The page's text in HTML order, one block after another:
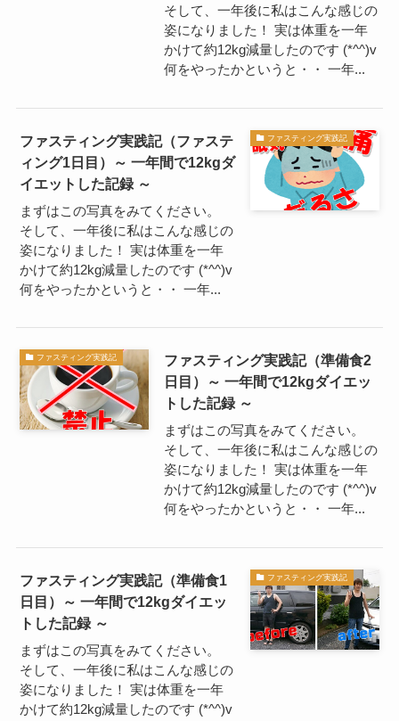
そして、一年後に私はこんな感じの
姿になりました！ 実は体重を一年
かけて約12kg減量したのです (*^^)v
何をやったかというと・・ 一年...
ファスティング実践記
ファスティング実践記（ファステ
ィング1日目）～ 一年間で12kgダ
イエットした記録 ～
まずはこの写真をみてください。
そして、一年後に私はこんな感じの
姿になりました！ 実は体重を一年
かけて約12kg減量したのです (*^^)v
何をやったかというと・・ 一年...
ファスティング実践記
ファスティング実践記（準備食2
日目）～ 一年間で12kgダイエッ
トした記録 ～
まずはこの写真をみてください。
そして、一年後に私はこんな感じの
姿になりました！ 実は体重を一年
かけて約12kg減量したのです (*^^)v
何をやったかというと・・ 一年...
ファスティング実践記
ファスティング実践記（準備食1
日目）～ 一年間で12kgダイエッ
トした記録 ～
まずはこの写真をみてください。
そして、一年後に私はこんな感じの
姿になりました！ 実は体重を一年
かけて約12kg減量したのです (*^^)v